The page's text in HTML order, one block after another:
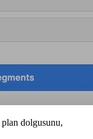
dolgusunu,